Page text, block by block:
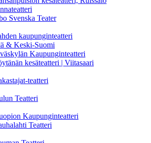
Svenska Teater
kaupunginteatteri
& Keski-Suomi
Kaupunginteatteri
kesäteatteri | Viitasaari
teatteri
Teatteri
Kaupunginteatteri
Teatteri